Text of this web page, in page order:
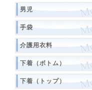
男児
手袋
介護用衣料
下着（ボトム）
下着（トップ）